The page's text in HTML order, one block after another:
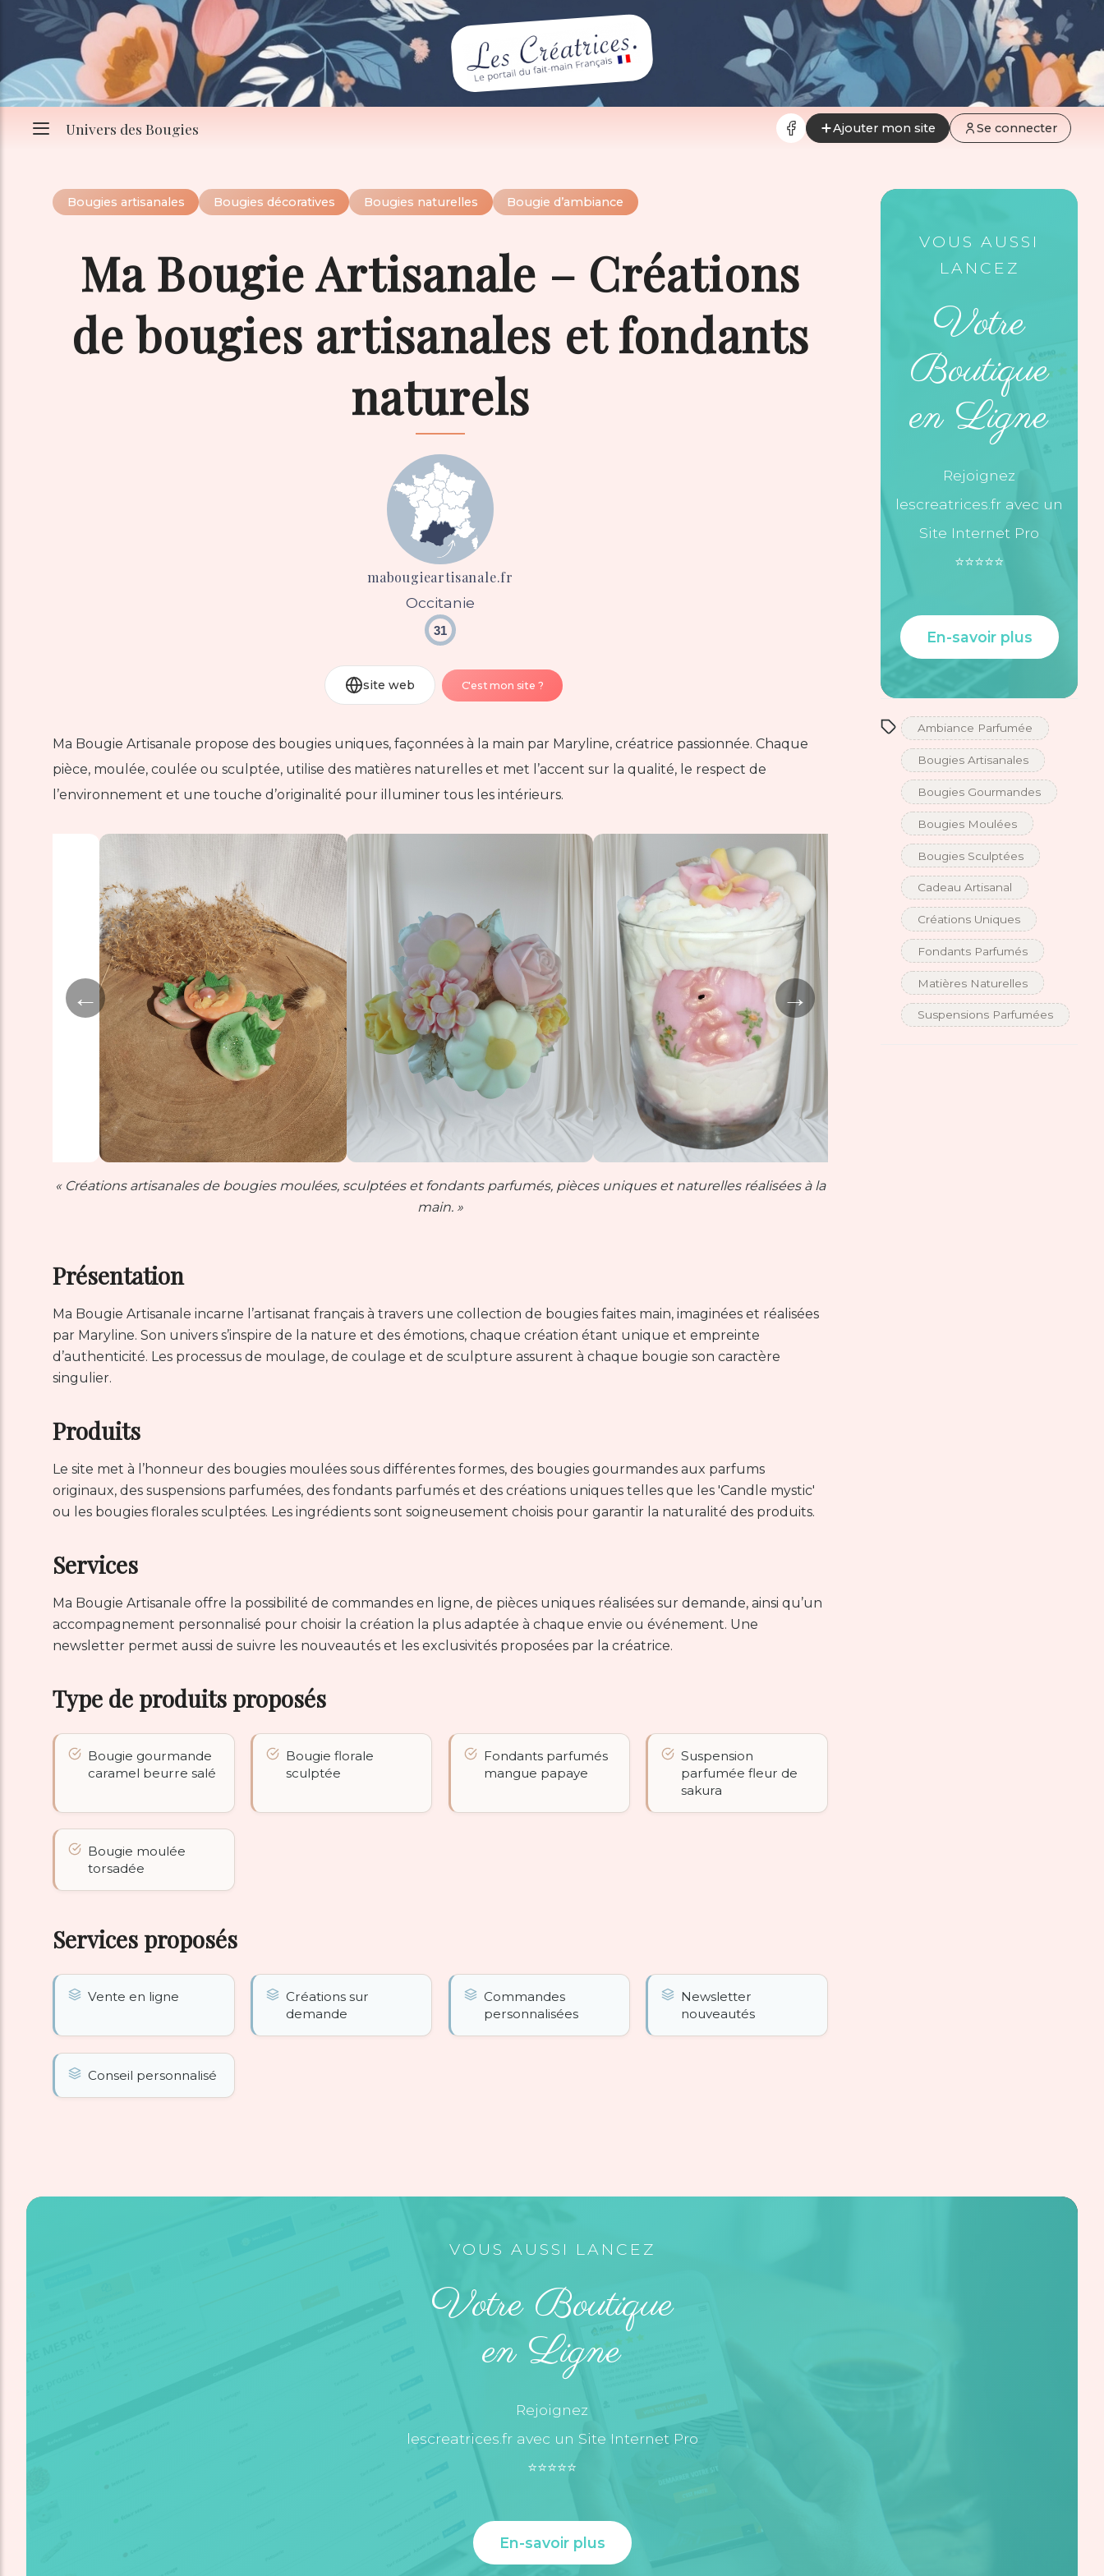
Univers des Bougies Ajouter mon site Se connecter
Bougies artisanales Bougies décoratives Bougies naturelles Bougie d’ambiance
Ma Bougie Artisanale – Créations
de bougies artisanales et fondants
naturels
mabougieartisanale.fr
Occitanie
31
site web C'est mon site ?
Ma Bougie Artisanale propose des bougies uniques, façonnées à la main par Maryline, créatrice passionnée. Chaque
pièce, moulée, coulée ou sculptée, utilise des matières naturelles et met l’accent sur la qualité, le respect de
l’environnement et une touche d’originalité pour illuminer tous les intérieurs.
← →
« Créations artisanales de bougies moulées, sculptées et fondants parfumés, pièces uniques et naturelles réalisées à la
main. »
Présentation
Ma Bougie Artisanale incarne l’artisanat français à travers une collection de bougies faites main, imaginées et réalisées
par Maryline. Son univers s’inspire de la nature et des émotions, chaque création étant unique et empreinte
d’authenticité. Les processus de moulage, de coulage et de sculpture assurent à chaque bougie son caractère
singulier.
Produits
Le site met à l’honneur des bougies moulées sous différentes formes, des bougies gourmandes aux parfums
originaux, des suspensions parfumées, des fondants parfumés et des créations uniques telles que les 'Candle mystic'
ou les bougies florales sculptées. Les ingrédients sont soigneusement choisis pour garantir la naturalité des produits.
Services
Ma Bougie Artisanale offre la possibilité de commandes en ligne, de pièces uniques réalisées sur demande, ainsi qu’un
accompagnement personnalisé pour choisir la création la plus adaptée à chaque envie ou événement. Une
newsletter permet aussi de suivre les nouveautés et les exclusivités proposées par la créatrice.
Type de produits proposés
Bougie gourmande
caramel beurre salé
Bougie florale
sculptée
Fondants parfumés
mangue papaye
Suspension
parfumée fleur de
sakura
Bougie moulée
torsadée
Services proposés
Vente en ligne
Créations sur
demande
Commandes
personnalisées
Newsletter
nouveautés
Conseil personnalisé
VOUS AUSSI
LANCEZ
Votre
Boutique
en Ligne
Rejoignez
lescreatrices.fr avec un
Site Internet Pro
⭐️⭐️⭐️⭐️⭐️
En-savoir plus
Ambiance Parfumée
Bougies Artisanales
Bougies Gourmandes
Bougies Moulées
Bougies Sculptées
Cadeau Artisanal
Créations Uniques
Fondants Parfumés
Matières Naturelles
Suspensions Parfumées
VOUS AUSSI LANCEZ
Votre Boutique
en Ligne
Rejoignez
lescreatrices.fr avec un Site Internet Pro
⭐️⭐️⭐️⭐️⭐️
En-savoir plus